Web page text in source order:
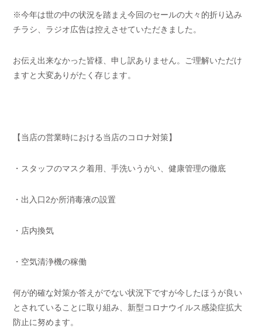
※今年は世の中の状況を踏まえ今回のセールの大々的折り込み
チラシ、ラジオ広告は控えさせていただきました。
お伝え出来なかった皆様、申し訳ありません。ご理解いただけ
ますと大変ありがたく存じます。
【当店の営業時における当店のコロナ対策】
・スタッフのマスク着用、手洗いうがい、健康管理の徹底
・出入口2か所消毒液の設置
・店内換気
・空気清浄機の稼働
何が的確な対策か答えがでない状況下ですが今したほうが良い
とされていることに取り組み、新型コロナウイルス感染症拡大
防止に努めます。